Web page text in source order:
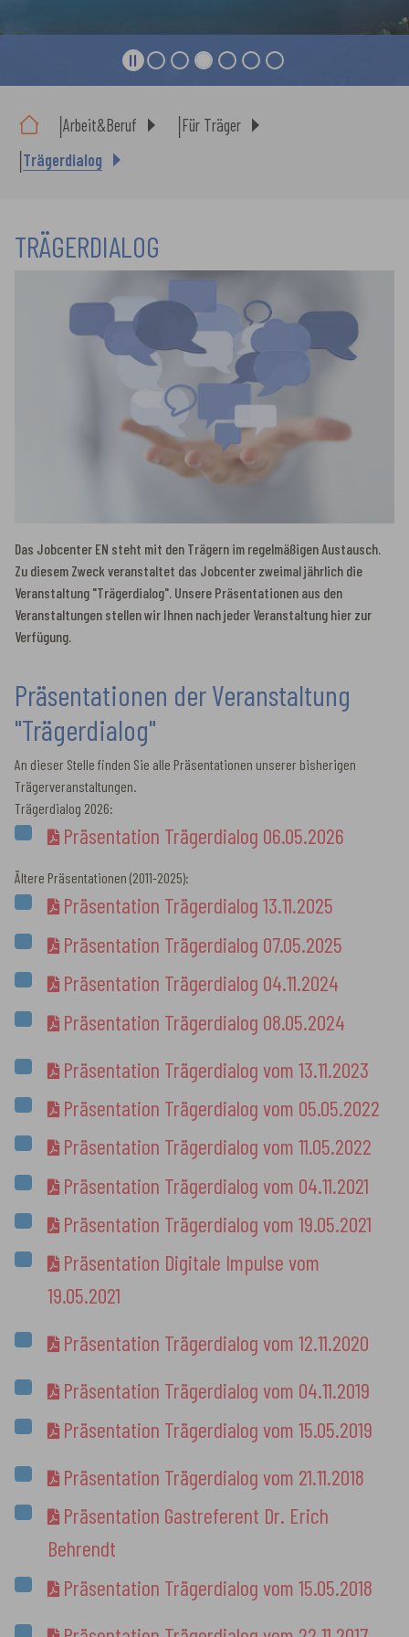
Arbeit&Beruf
Für Träger
Trägerdialog
TRÄGERDIALOG
Das Jobcenter EN steht mit den Trägern im regelmäßigen Austausch.
Zu diesem Zweck veranstaltet das Jobcenter zweimal jährlich die
Veranstaltung "Trägerdialog". Unsere Präsentationen aus den
Veranstaltungen stellen wir Ihnen nach jeder Veranstaltung hier zur
Verfügung.
Präsentationen der Veranstaltung
"Trägerdialog"
An dieser Stelle finden Sie alle Präsentationen unserer bisherigen
Trägerveranstaltungen.
Trägerdialog 2026:
Präsentation Trägerdialog 06.05.2026
Ältere Präsentationen (2011-2025):
Präsentation Trägerdialog 13.11.2025
Präsentation Trägerdialog 07.05.2025
Präsentation Trägerdialog 04.11.2024
Präsentation Trägerdialog 08.05.2024
Präsentation Trägerdialog vom 13.11.2023
Präsentation Trägerdialog vom 05.05.2022
Präsentation Trägerdialog vom 11.05.2022
Präsentation Trägerdialog vom 04.11.2021
Präsentation Trägerdialog vom 19.05.2021
Präsentation Digitale Impulse vom
19.05.2021
Präsentation Trägerdialog vom 12.11.2020
Präsentation Trägerdialog vom 04.11.2019
Präsentation Trägerdialog vom 15.05.2019
Präsentation Trägerdialog vom 21.11.2018
Präsentation Gastreferent Dr. Erich
Behrendt
Präsentation Trägerdialog vom 15.05.2018